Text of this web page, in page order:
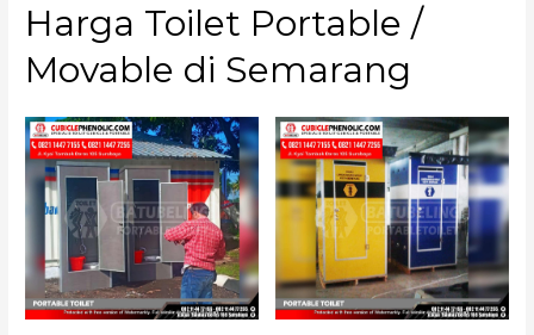
Harga Toilet Portable /
Movable di Semarang